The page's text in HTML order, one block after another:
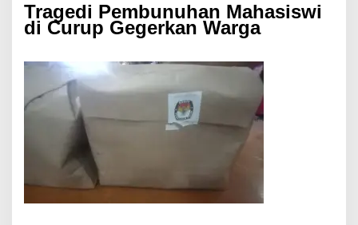
Tragedi Pembunuhan Mahasiswi
di Curup Gegerkan Warga